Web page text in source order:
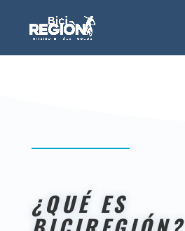
¿QUÉ ES